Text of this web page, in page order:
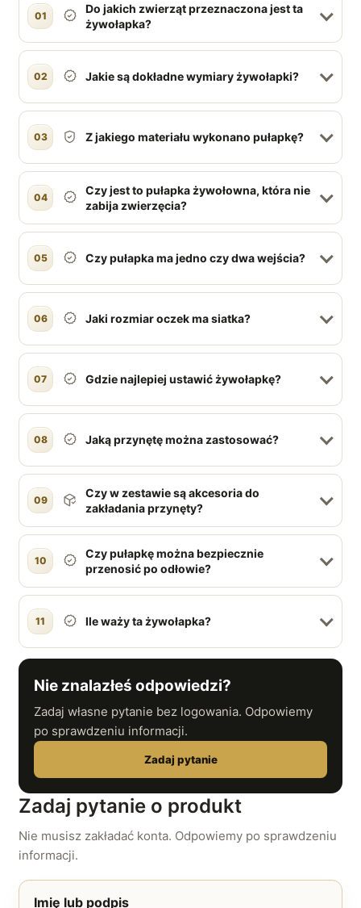
01
Do jakich zwierząt przeznaczona jest ta
żywołapka?
02 Jakie są dokładne wymiary żywołapki?
03 Z jakiego materiału wykonano pułapkę?
04
Czy jest to pułapka żywołowna, która nie
zabija zwierzęcia?
05 Czy pułapka ma jedno czy dwa wejścia?
06 Jaki rozmiar oczek ma siatka?
07 Gdzie najlepiej ustawić żywołapkę?
08 Jaką przynętę można zastosować?
09
Czy w zestawie są akcesoria do
zakładania przynęty?
10
Czy pułapkę można bezpiecznie
przenosić po odłowie?
11 Ile waży ta żywołapka?
Nie znalazłeś odpowiedzi?
Zadaj własne pytanie bez logowania. Odpowiemy
po sprawdzeniu informacji.
Zadaj pytanie
Zadaj pytanie o produkt
Nie musisz zakładać konta. Odpowiemy po sprawdzeniu
informacji.
Imię lub podpis